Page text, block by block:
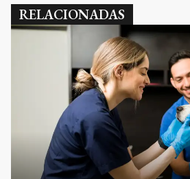
RELACIONADAS